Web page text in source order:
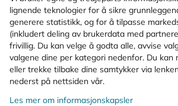
Kilder: Memira, NHI, Volvat, Théa-nordic
Publisert september 2024.
lignende teknologier for å sikre
generere statistikk, og for å tilpasse
(inkludert deling av brukerdata med
frivillig. Du kan velge å godta alle, avvise
valgene dine per kategori nedenfor. Du kan
eller trekke tilbake dine samtykker via
nederst på nettsiden vår.
Les mer om informasjonskapsler